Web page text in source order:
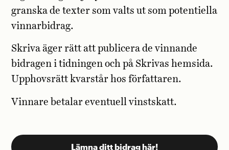
granska de texter som valts ut som potentiella
vinnarbidrag.
Skriva äger rätt att publicera de vinnande
bidragen i tidningen och på Skrivas hemsida.
Upphovsrätt kvarstår hos författaren.
Vinnare betalar eventuell vinstskatt.
Lämna ditt bidrag här!